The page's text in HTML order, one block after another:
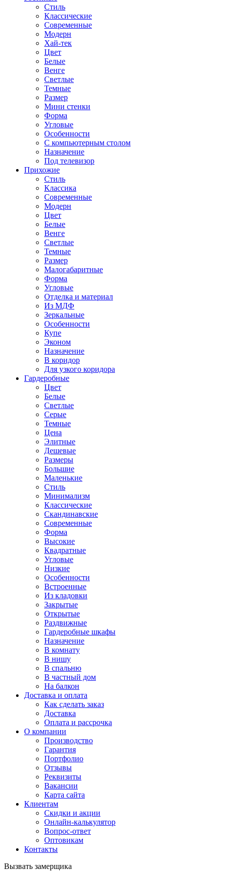
Стиль
Классические
Современные
Модерн
Хай-тек
Цвет
Белые
Венге
Светлые
Темные
Размер
Мини стенки
Форма
Угловые
Особенности
С компьютерным столом
Назначение
Под телевизор
Прихожие
Стиль
Классика
Современные
Модерн
Цвет
Белые
Венге
Светлые
Темные
Размер
Малогабаритные
Форма
Угловые
Отделка и материал
Из МДФ
Зеркальные
Особенности
Купе
Эконом
Назначение
В коридор
Для узкого коридора
Гардеробные
Цвет
Белые
Светлые
Серые
Темные
Цена
Элитные
Дешевые
Размеры
Большие
Маленькие
Стиль
Минимализм
Классические
Скандинавские
Современные
Форма
Высокие
Квадратные
Угловые
Низкие
Особенности
Встроенные
Из кладовки
Закрытые
Открытые
Раздвижные
Гардеробные шкафы
Назначение
В комнату
В нишу
В спальню
В частный дом
На балкон
Доставка и оплата
Как сделать заказ
Доставка
Оплата и рассрочка
О компании
Производство
Гарантия
Портфолио
Отзывы
Реквизиты
Вакансии
Карта сайта
Клиентам
Скидки и акции
Онлайн-калькулятор
Вопрос-ответ
Оптовикам
Контакты
Вызвать замерщика